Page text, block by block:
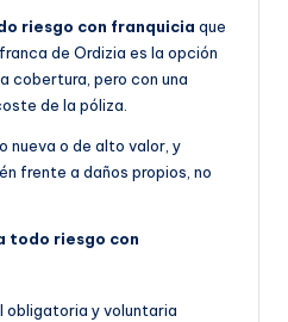
riesgo con franquicia que
de Ordizia es la opción
cobertura, pero con una
de la póliza.
nueva o de alto valor, y
frente a daños propios, no
todo riesgo con
obligatoria y voluntaria